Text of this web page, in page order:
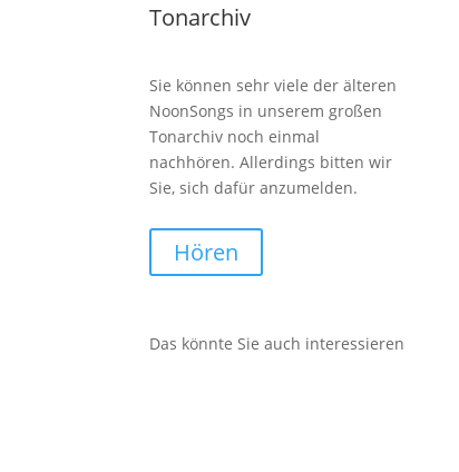
Tonarchiv
Sie können sehr viele der älteren
NoonSongs in unserem großen
Tonarchiv noch einmal
nachhören. Allerdings bitten wir
Sie, sich dafür anzumelden.
Hören
Das könnte Sie auch interessieren